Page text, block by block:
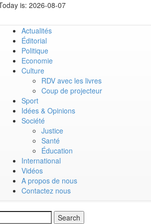
is: 2026-08-07
Main
navigation
Actualités
Éditorial
Politique
Economie
Culture
RDV avec les livres
Coup de projecteur
Sport
Idées & Opinions
Société
Justice
Santé
Éducation
International
Vidéos
A propos de nous
Contactez nous